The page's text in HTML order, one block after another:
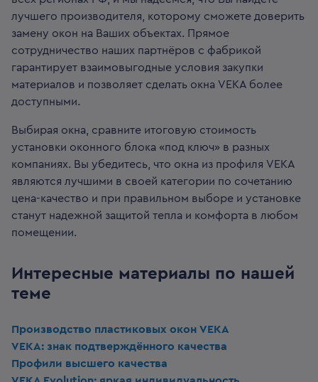
лучшего производителя, которому сможете доверить
замену окон на Ваших объектах. Прямое
сотрудничество наших партнёров с фабрикой
гарантирует взаимовыгодные условия закупки
материалов и позволяет сделать окна VEKA более
доступными.
Выбирая окна, сравните итоговую стоимость
установки оконного блока «под ключ» в разных
компаниях. Вы убедитесь, что окна из профиля VEKA
являются лучшими в своей категории по сочетанию
цена-качество и при правильном выборе и установке
станут надежной защитой тепла и комфорта в любом
помещении.
Интересные материалы по нашей
теме
Производство пластиковых окон VEKA
VEKA: знак подтверждённого качества
Профили высшего качества